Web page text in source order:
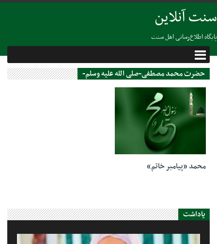
سنت آنلاین
پایگاه اطلاع‌رسانی اهل سنت
حضرت محمد مصطفی-صلی الله علیه وسلم-
محمد «پیامبر خاتم»
یاداشت